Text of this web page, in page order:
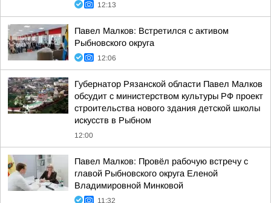
12:13
Павел Малков: Встретился с активом
Рыбновского округа
12:06
Губернатор Рязанской области Павел Малков
обсудит с министерством культуры РФ проект
строительства нового здания детской школы
искусств в Рыбном
12:00
Павел Малков: Провёл рабочую встречу с
главой Рыбновского округа Еленой
Владимировной Минковой
11:32